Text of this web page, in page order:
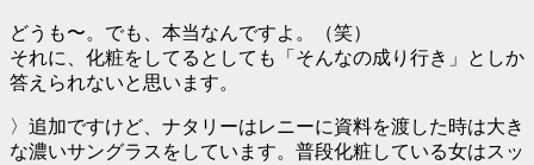
どうも〜。でも、本当なんですよ。（笑）
それに、化粧をしてるとしても「そんなの成り行き」としか
答えられないと思います。
〉追加ですけど、ナタリーはレニーに資料を渡した時は大き
な濃いサングラスをしています。普段化粧している女はスッ